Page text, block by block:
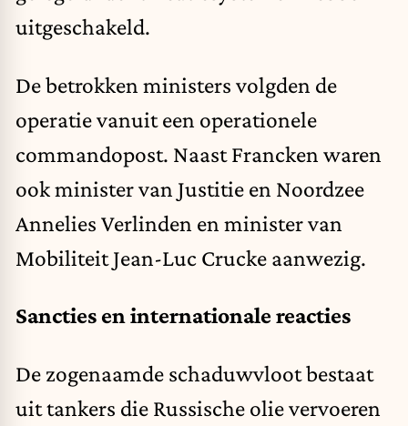
uitgeschakeld.
De betrokken ministers volgden de
operatie vanuit een operationele
commandopost. Naast Francken waren
ook minister van Justitie en Noordzee
Annelies Verlinden en minister van
Mobiliteit Jean-Luc Crucke aanwezig.
Sancties en internationale reacties
De zogenaamde schaduwvloot bestaat
uit tankers die Russische olie vervoeren